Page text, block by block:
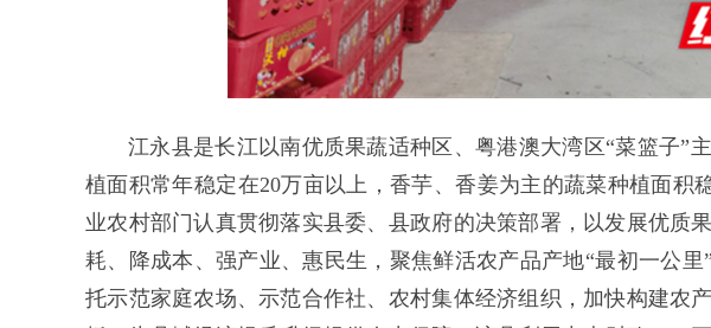
江永县是长江以南优质果蔬适种区、粤港澳大湾区“菜篮子”
植面积常年稳定在20万亩以上，香芋、香姜为主的蔬菜种植面积
业农村部门认真贯彻落实县委、县政府的决策部署，以发展优质
耗、降成本、强产业、惠民生，聚焦鲜活农产品产地“最初一公
托示范家庭农场、示范合作社、农村集体经济组织，加快构建农